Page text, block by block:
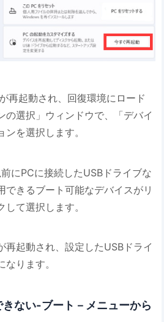
再起動され、回復環境にロード
の選択」ウィンドウで、「デバイ
を選択します。
にPCに接続したUSBドライブな
できるブート可能なデバイスがリ
て選択します。
再起動され、設定したUSBドライ
ります。
ない-ブート－メニューから